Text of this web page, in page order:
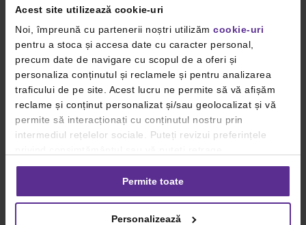
Acest site utilizează cookie-uri
Noi, împreună cu partenerii noștri utilizăm cookie-uri
pentru a stoca și accesa date cu caracter personal,
precum date de navigare cu scopul de a oferi și
personaliza conținutul și reclamele și pentru analizarea
traficului de pe site. Acest lucru ne permite să vă afișăm
reclame și conținut personalizat și/sau geolocalizat și vă
permite să interacționați cu conținutul nostru prin
intermediul rețelelor sociale. Puteți revizui preferințele
consimțământul oricând, făcând click pe linkul către
setările dvs. de cookie-uri.Permite toate
Personalizează